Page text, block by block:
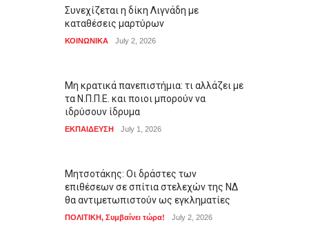
Συνεχίζεται η δίκη Λιγνάδη με
καταθέσεις μαρτύρων
ΚΟΙΝΩΝΙΚΑ July 2, 2026
Μη κρατικά πανεπιστήμια: τι αλλάζει με
τα Ν.Π.Π.Ε. και ποιοι μπορούν να
ιδρύσουν ίδρυμα
ΕΚΠΑΙΔΕΥΣΗ July 1, 2026
Μητσοτάκης: Οι δράστες των
επιθέσεων σε σπίτια στελεχών της ΝΔ
θα αντιμετωπιστούν ως εγκληματίες
ΠΟΛΙΤΙΚΗ, Συμβαίνει τώρα! July 2, 2026